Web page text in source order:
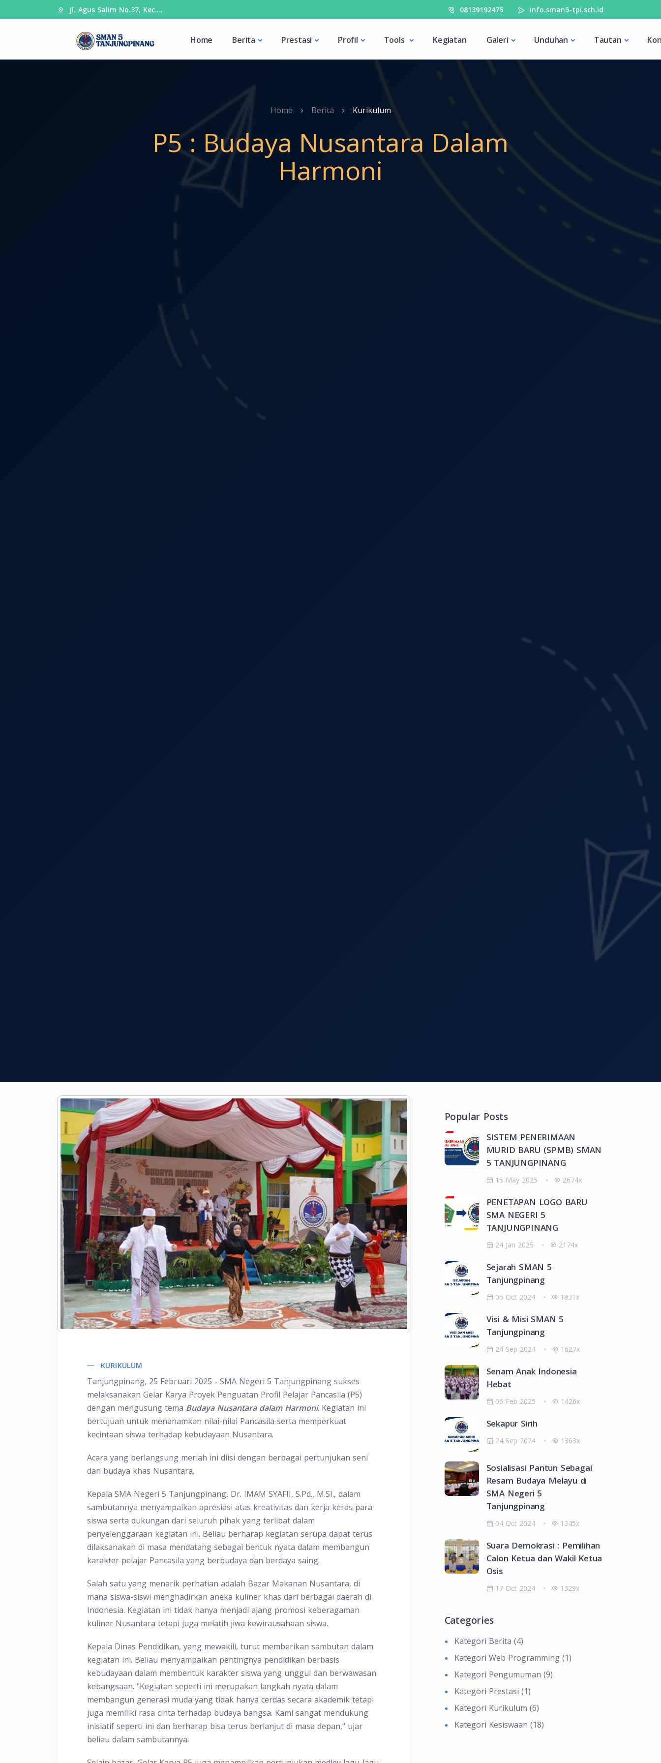
Jl. Agus Salim No.37, Kec.… 08139192475 info.sman5-tpi.sch.id
Home Berita Prestasi Profil Tools Kegiatan Galeri Unduhan Tautan
Home Berita Kurikulum
P5 : Budaya Nusantara Dalam
Harmoni
KURIKULUM
Tanjungpinang, 25 Februari 2025 - SMA Negeri 5 Tanjungpinang sukses
melaksanakan Gelar Karya Proyek Penguatan Profil Pelajar Pancasila (P5)
dengan mengusung tema Budaya Nusantara dalam Harmoni. Kegiatan ini
bertujuan untuk menanamkan nilai-nilai Pancasila serta memperkuat
kecintaan siswa terhadap kebudayaan Nusantara.
Acara yang berlangsung meriah ini diisi dengan berbagai pertunjukan seni
dan budaya khas Nusantara.
Kepala SMA Negeri 5 Tanjungpinang, Dr. IMAM SYAFII, S.Pd., M.SI., dalam
sambutannya menyampaikan apresiasi atas kreativitas dan kerja keras para
siswa serta dukungan dari seluruh pihak yang terlibat dalam
penyelenggaraan kegiatan ini. Beliau berharap kegiatan serupa dapat terus
dilaksanakan di masa mendatang sebagai bentuk nyata dalam membangun
karakter pelajar Pancasila yang berbudaya dan berdaya saing.
Salah satu yang menarik perhatian adalah Bazar Makanan Nusantara, di
mana siswa-siswi menghadirkan aneka kuliner khas dari berbagai daerah di
Indonesia. Kegiatan ini tidak hanya menjadi ajang promosi keberagaman
kuliner Nusantara tetapi juga melatih jiwa kewirausahaan siswa.
Kepala Dinas Pendidikan, yang mewakili, turut memberikan sambutan dalam
kegiatan ini. Beliau menyampaikan pentingnya pendidikan berbasis
kebudayaan dalam membentuk karakter siswa yang unggul dan berwawasan
kebangsaan. "Kegiatan seperti ini merupakan langkah nyata dalam
membangun generasi muda yang tidak hanya cerdas secara akademik tetapi
juga memiliki rasa cinta terhadap budaya bangsa. Kami sangat mendukung
inisiatif seperti ini dan berharap bisa terus berlanjut di masa depan," ujar
beliau dalam sambutannya.
Popular Posts
SISTEM PENERIMAAN
MURID BARU (SPMB) SMAN
5 TANJUNGPINANG
15 May 2025 2674x
PENETAPAN LOGO BARU
SMA NEGERI 5
TANJUNGPINANG
24 Jan 2025 2174x
Sejarah SMAN 5
Tanjungpinang
06 Oct 2024 1831x
Visi & Misi SMAN 5
Tanjungpinang
24 Sep 2024 1627x
Senam Anak Indonesia
Hebat
06 Feb 2025 1426x
Sekapur Sirih
24 Sep 2024 1363x
Sosialisasi Pantun Sebagai
Resam Budaya Melayu di
SMA Negeri 5
Tanjungpinang
04 Oct 2024 1345x
Suara Demokrasi : Pemilihan
Calon Ketua dan Wakil Ketua
Osis
17 Oct 2024 1329x
Categories
Kategori Berita (4)
Kategori Web Programming (1)
Kategori Pengumuman (9)
Kategori Prestasi (1)
Kategori Kurikulum (6)
Kategori Kesiswaan (18)